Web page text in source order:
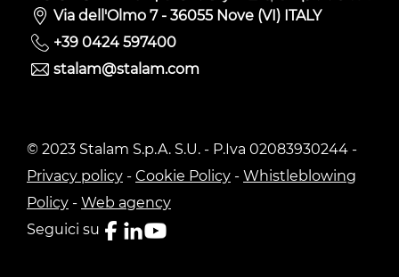
Via dell'Olmo 7 - 36055 Nove (VI) ITALY
+39 0424 597400
stalam@stalam.com
© 2023 Stalam S.p.A. S.U. - P.Iva 02083930244 -
Privacy policy - Cookie Policy - Whistleblowing
Policy - Web agency
Seguici su